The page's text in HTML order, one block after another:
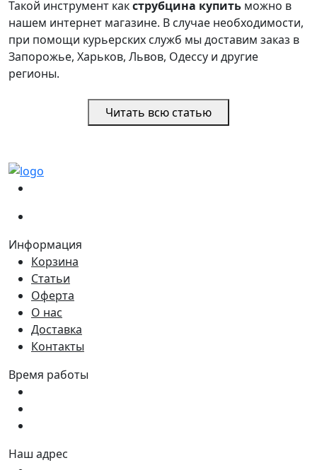
Такой инструмент какструбцина купить можно в
нашем интернет магазине. В случае необходимости,
при помощи курьерских служб мы доставим заказ в
Запорожье, Харьков, Львов, Одессу и другие
регионы.
Читать всю статью
Информация
Корзина
Статьи
Оферта
О нас
Доставка
Контакты
Время работы
Наш адрес